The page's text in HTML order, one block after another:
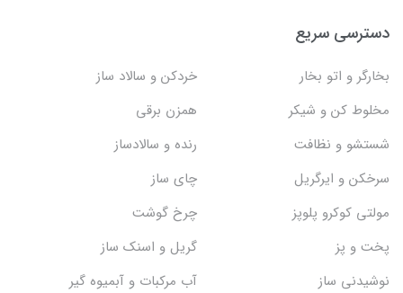
دسترسی سریع
بخارگر و اتو بخار
خردکن و سالاد ساز
مخلوط کن و شیکر
همزن برقی
شستشو و نظافت
رنده و سالادساز
سرخکن و ایرگریل
چای ساز
مولتی کوکرو پلوپز
چرخ گوشت
پخت و پز
گریل و اسنک‌ ساز
نوشیدنی ساز
آب مرکبات و آبمیوه گیر